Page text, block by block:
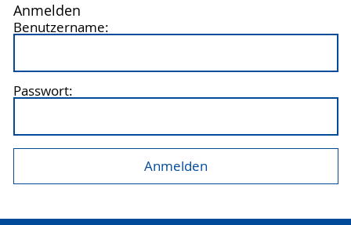
Anmelden
Benutzername:
Passwort: